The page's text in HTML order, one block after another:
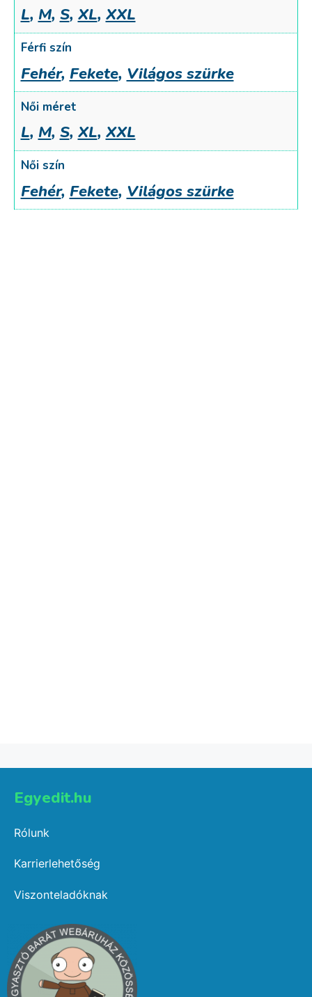
L, M, S, XL, XXL
Férfi szín
Fehér, Fekete, Világos szürke
Női méret
L, M, S, XL, XXL
Női szín
Fehér, Fekete, Világos szürke
Egyedit.hu
Rólunk
Karrierlehetőség
Viszonteladóknak